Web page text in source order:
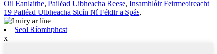
Óil Éanlaithe, Pailéad Uibheacha Reese, Insamhlóir Feirmeoireacht
19 Pailéad Uibheacha Sicín Ní Féidir a Spás,
Seol Ríomhphost
x